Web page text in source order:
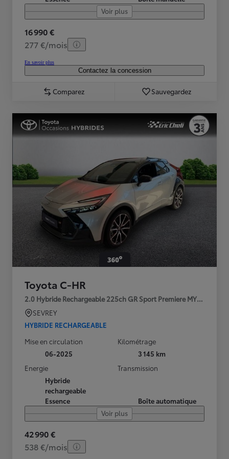
Voir plus
16 990 €
277 €/mois
En savoir plus
Contactez la concession
Comparez Sauvegardez
Toyota C-HR
2.0 Hybride Rechargeable 225ch GR Sport Premiere MY25
SEVREY
HYBRIDE RECHARGEABLE
Mise en circulation
06-2025
Kilométrage
3 145 km
Energie
Hybride
rechargeable
Essence
Transmission
Boîte automatique
Voir plus
42 990 €
538 €/mois